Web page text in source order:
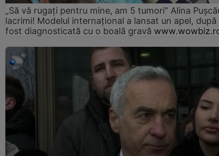
„Să vă rugați pentru mine, am 5 tumori” Alina
lacrimi! Modelul internațional a lansat un apel, după
fost diagnosticată cu o boală gravă